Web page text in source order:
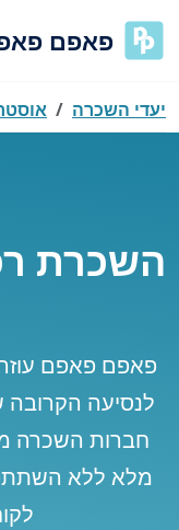
פאפם
יעדי השכרה
השכרת
פאפם פאפם
לנסיעה
חברות השכרה
מלא ללא